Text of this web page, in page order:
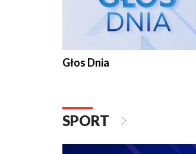
Głos Dnia
SPORT